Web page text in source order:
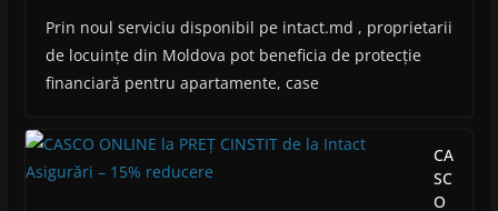
Prin noul serviciu disponibil pe intact.md , proprietarii
de locuințe din Moldova pot beneficia de protecție
financiară pentru apartamente, case
CA
SC
O